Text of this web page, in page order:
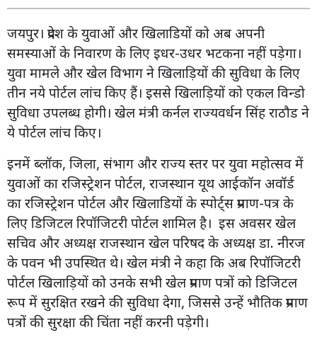
जयपुर। प्रदेश के युवाओं और खिलाडियों को अब अपनी
समस्याओं के निवारण के लिए इधर-उधर भटकना नहीं पड़ेगा।
युवा मामले और खेल विभाग ने खिलाड़ियों की सुविधा के लिए
तीन नये पोर्टल लांच किए हैं। इससे खिलाड़ियों को एकल विन्डो
सुविधा उपलब्ध होगी। खेल मंत्री कर्नल राज्यवर्धन सिंह राठौड ने
ये पोर्टल लांच किए।
इनमें ब्लॉक, जिला, संभाग और राज्य स्तर पर युवा महोत्सव में
युवाओं का रजिस्ट्रेशन पोर्टल, राजस्थान यूथ आईकॉन अवॉर्ड
का रजिस्ट्रेशन पोर्टल और खिलाडियों के स्पोर्ट्स प्रमाण-पत्र के
लिए डिजिटल रिपॉजिटरी पोर्टल शामिल है। इस अवसर खेल
सचिव और अध्यक्ष राजस्थान खेल परिषद के अध्यक्ष डा. नीरज
के पवन भी उपस्थित थे। खेल मंत्री ने कहा कि अब रिपॉजिटरी
पोर्टल खिलाड़ियों को उनके सभी खेल प्रमाण पत्रों को डिजिटल
रूप में सुरक्षित रखने की सुविधा देगा, जिससे उन्हें भौतिक प्रमाण
पत्रों की सुरक्षा की चिंता नहीं करनी पड़ेगी।